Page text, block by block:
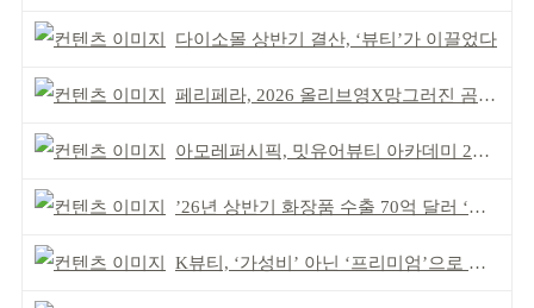
다이소몰 상반기 결산, ‘뷰티’가 이끌었다
페리페라, 2026 올리브영X망그러진 곰 콜라보
아모레퍼시픽, 밋유어뷰티 아카데미 2기 발대식
’26년 상반기 화장품 수출 70억 달러 ‘역대 최고’
K뷰티, ‘가성비’ 아닌 ‘프리미엄’으로 승부걸어야